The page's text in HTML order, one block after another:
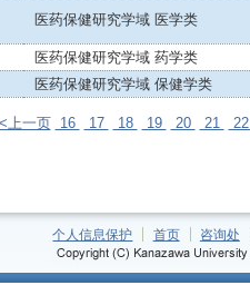
医药保健研究学域 医学类
医药保健研究学域 药学类
医药保健研究学域 保健学类
<上一页 16 17 18 19 20 21 22
个人信息保护 首页 咨询处